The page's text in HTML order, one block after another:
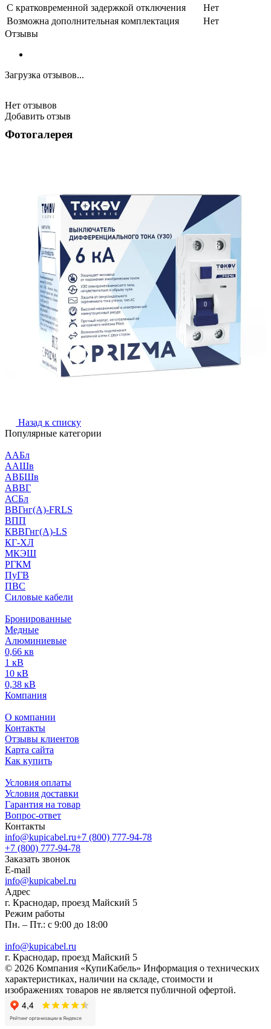
С кратковременной задержкой отключения
Нет
Возможна дополнительная комплектация
Нет
Отзывы
Загрузка отзывов...
Нет отзывов
Добавить отзыв
Фотогалерея
Назад к списку
Популярные категории
ААБл
ААШв
АВБШв
АВВГ
АСБл
ВВГнг(А)-FRLS
ВПП
КВВГнг(А)-LS
КГ-ХЛ
МКЭШ
РГКМ
ПуГВ
ПВС
Силовые кабели
Бронированные
Медные
Алюминиевые
0,66 кв
1 кВ
10 кВ
0,38 кВ
Компания
О компании
Контакты
Отзывы клиентов
Карта сайта
Как купить
Условия оплаты
Условия доставки
Гарантия на товар
Вопрос-ответ
Контакты
info@kupicabel.ru+7 (800) 777-94-78
+7 (800) 777-94-78
Заказать звонок
E-mail
info@kupicabel.ru
Адрес
г. Краснодар, проезд Майский 5
Режим работы
Пн. – Пт.: с 9:00 до 18:00
info@kupicabel.ru
г. Краснодар, проезд Майский 5
© 2026 Компания «КупиКабель» Информация о технических
характеристиках, наличии на складе, стоимости и
изображениях товаров не является публичной офертой.